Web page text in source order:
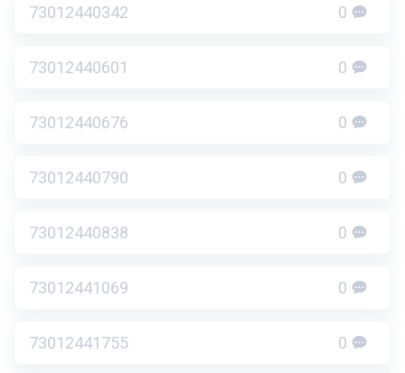
73012440342 0
73012440601 0
73012440676 0
73012440790 0
73012440838 0
73012441069 0
73012441755 0